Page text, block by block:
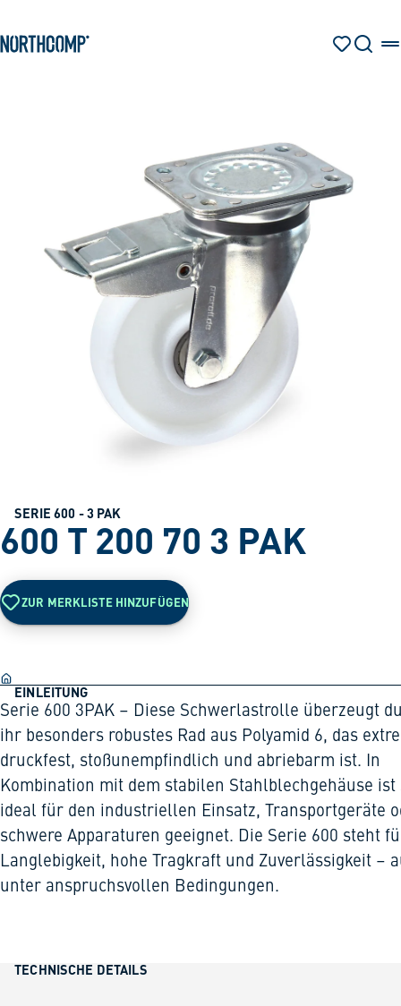
Zur Navigation springen
SUCHE
Sprache auswählen
DE
SERIE 600 - 3 PAK
600 T 200 70 3 PAK
ZUR MERKLISTE HINZUFÜGEN
EINLEITUNG
Serie 600 3PAK – Diese Schwerlastrolle überzeugt
ihr besonders robustes Rad aus Polyamid 6, das
druckfest, stoßunempfindlich und abriebarm ist. In
Kombination mit dem stabilen Stahlblechgehäuse ist
ideal für den industriellen Einsatz, Transportgeräte
schwere Apparaturen geeignet. Die Serie 600 steht
Langlebigkeit, hohe Tragkraft und Zuverlässigkeit –
unter anspruchsvollen Bedingungen.
TECHNISCHE DETAILS